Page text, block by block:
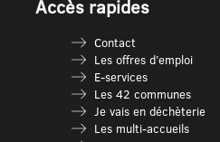
Accès rapides
Contact
Les offres d’emploi
E-services
Les 42 communes
Je vais en déchèterie
Les multi-accueils